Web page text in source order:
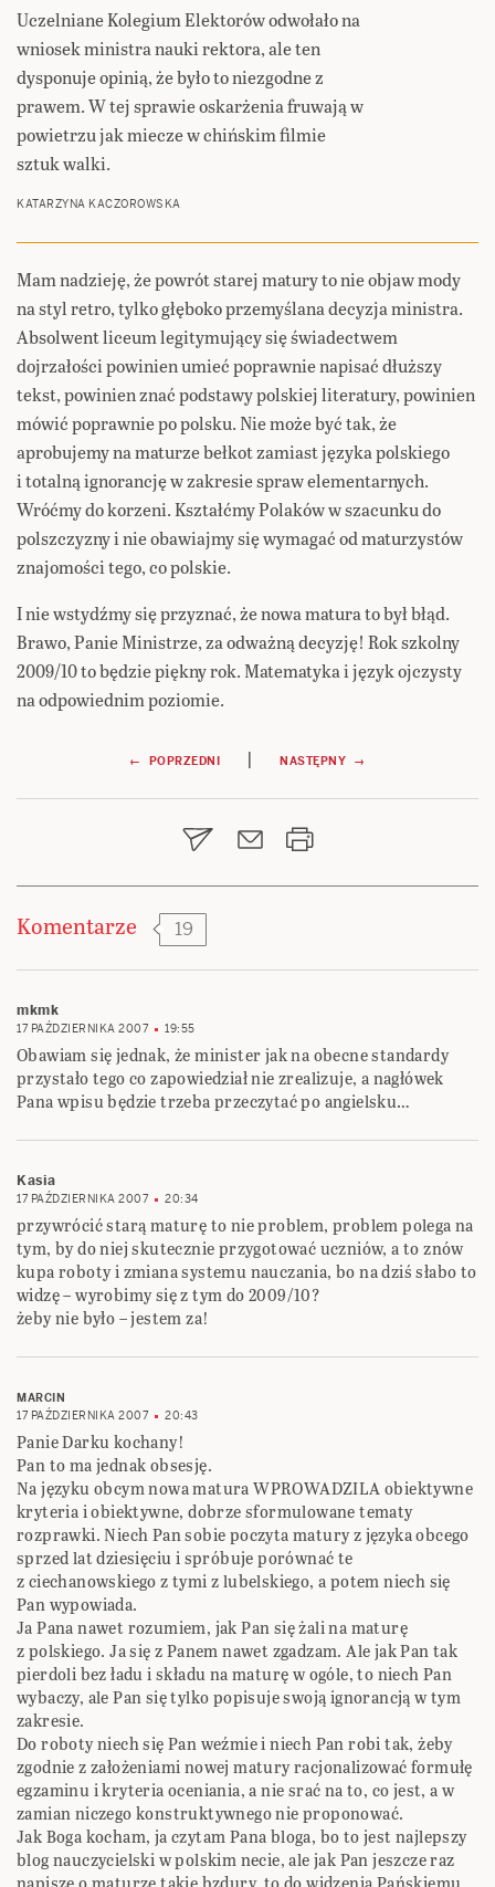
Uczelniane Kolegium Elektorów odwołało na
wniosek ministra nauki rektora, ale ten
dysponuje opinią, że było to niezgodne z
prawem. W tej sprawie oskarżenia fruwają w
powietrzu jak miecze w chińskim filmie
sztuk walki.
KATARZYNA KACZOROWSKA
Mam nadzieję, że powrót starej matury to nie objaw mody
na styl retro, tylko głęboko przemyślana decyzja ministra.
Absolwent liceum legitymujący się świadectwem
dojrzałości powinien umieć poprawnie napisać dłuższy
tekst, powinien znać podstawy polskiej literatury, powinien
mówić poprawnie po polsku. Nie może być tak, że
aprobujemy na maturze bełkot zamiast języka polskiego
i totalną ignorancję w zakresie spraw elementarnych.
Wróćmy do korzeni. Kształćmy Polaków w szacunku do
polszczyzny i nie obawiajmy się wymagać od maturzystów
znajomości tego, co polskie.
I nie wstydźmy się przyznać, że nowa matura to był błąd.
Brawo, Panie Ministrze, za odważną decyzję! Rok szkolny
2009/10 to będzie piękny rok. Matematyka i język ojczysty
na odpowiednim poziomie.
Nawigacja
wpisu
← POPRZEDNI | NASTĘPNY →
Komentarze 19
mkmk
17 PAŹDZIERNIKA 2007 19:55
Obawiam się jednak, że minister jak na obecne standardy
przystało tego co zapowiedział nie zrealizuje, a nagłówek
Pana wpisu będzie trzeba przeczytać po angielsku…
Kasia
17 PAŹDZIERNIKA 2007 20:34
przywrócić starą maturę to nie problem, problem polega na
tym, by do niej skutecznie przygotować uczniów, a to znów
kupa roboty i zmiana systemu nauczania, bo na dziś słabo to
widzę – wyrobimy się z tym do 2009/10?
żeby nie było – jestem za!
MARCIN
17 PAŹDZIERNIKA 2007
20:43
Panie Darku kochany!
Pan to ma jednak obsesję.
Na języku obcym nowa matura WPROWADZILA obiektywne
kryteria i obiektywne, dobrze sformulowane tematy
rozprawki. Niech Pan sobie poczyta matury z języka obcego
sprzed lat dziesięciu i spróbuje porównać te
z ciechanowskiego z tymi z lubelskiego, a potem niech się
Pan wypowiada.
Ja Pana nawet rozumiem, jak Pan się żali na maturę
z polskiego. Ja się z Panem nawet zgadzam. Ale jak Pan tak
pierdoli bez ładu i składu na maturę w ogóle, to niech Pan
wybaczy, ale Pan się tylko popisuje swoją ignorancją w tym
zakresie.
Do roboty niech się Pan weźmie i niech Pan robi tak, żeby
zgodnie z założeniami nowej matury racjonalizować formułę
egzaminu i kryteria oceniania, a nie srać na to, co jest, a w
zamian niczego konstruktywnego nie proponować.
Jak Boga kocham, ja czytam Pana bloga, bo to jest najlepszy
blog nauczycielski w polskim necie, ale jak Pan jeszcze raz